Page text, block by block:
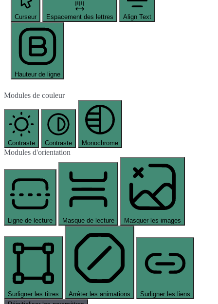
Curseur Espacement des lettres Align Text
Hauteur de ligne
Modules de couleur
Contraste Contraste Monochrome
Modules d'orientation
Ligne de lecture Masque de lecture Masquer les images
Surligner les titres Arrêter les animations
Surligner les liens